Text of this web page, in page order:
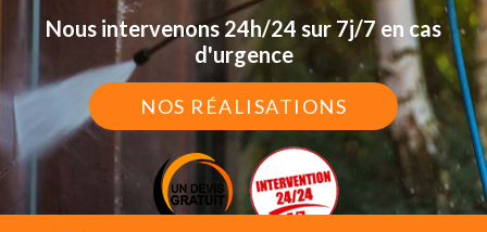
Nous intervenons 24h/24 sur 7j/7 en cas
d'urgence
NOS RÉALISATIONS